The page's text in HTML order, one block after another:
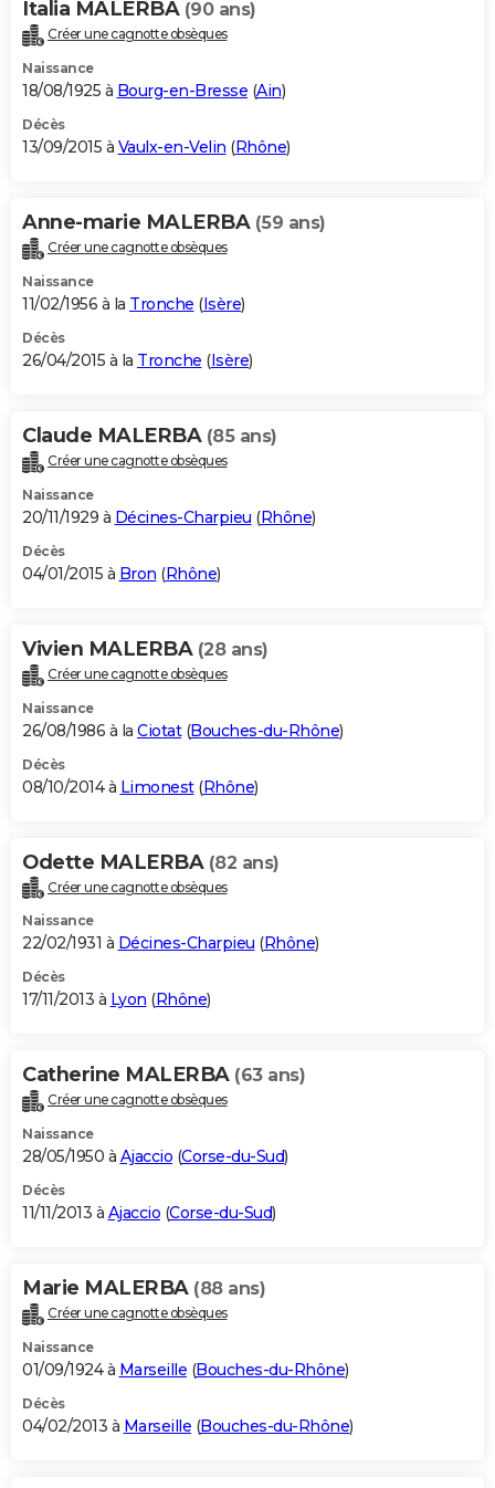
Italia MALERBA (90 ans)
Créer une cagnotte obsèques
Naissance
18/08/1925 à Bourg-en-Bresse (Ain)
Décès
13/09/2015 à Vaulx-en-Velin (Rhône)
Anne-marie MALERBA (59 ans)
Créer une cagnotte obsèques
Naissance
11/02/1956 à la Tronche (Isère)
Décès
26/04/2015 à la Tronche (Isère)
Claude MALERBA (85 ans)
Créer une cagnotte obsèques
Naissance
20/11/1929 à Décines-Charpieu (Rhône)
Décès
04/01/2015 à Bron (Rhône)
Vivien MALERBA (28 ans)
Créer une cagnotte obsèques
Naissance
26/08/1986 à la Ciotat(Bouches-du-Rhône)
Décès
08/10/2014 à Limonest(Rhône)
Odette MALERBA (82 ans)
Créer une cagnotte obsèques
Naissance
22/02/1931 à Décines-Charpieu (Rhône)
Décès
17/11/2013 à Lyon (Rhône)
Catherine MALERBA (63 ans)
Créer une cagnotte obsèques
Naissance
28/05/1950 à Ajaccio (Corse-du-Sud)
Décès
11/11/2013 à Ajaccio (Corse-du-Sud)
Marie MALERBA (88 ans)
Créer une cagnotte obsèques
Naissance
01/09/1924 à Marseille (Bouches-du-Rhône)
Décès
04/02/2013 à Marseille (Bouches-du-Rhône)